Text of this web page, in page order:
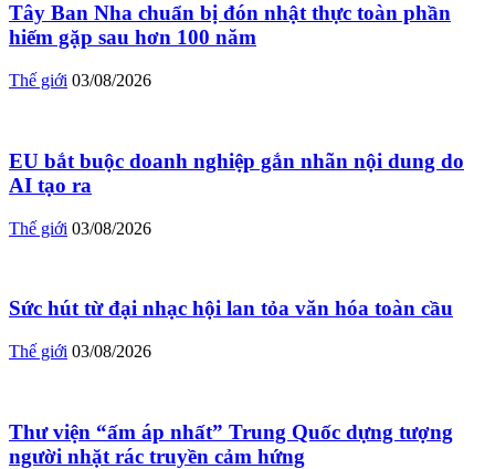
Tây Ban Nha chuẩn bị đón nhật thực toàn phần
hiếm gặp sau hơn 100 năm
Thế giới 03/08/2026
EU bắt buộc doanh nghiệp gắn nhãn nội dung do
AI tạo ra
Thế giới 03/08/2026
Sức hút từ đại nhạc hội lan tỏa văn hóa toàn cầu
Thế giới 03/08/2026
Thư viện “ấm áp nhất” Trung Quốc dựng tượng
người nhặt rác truyền cảm hứng